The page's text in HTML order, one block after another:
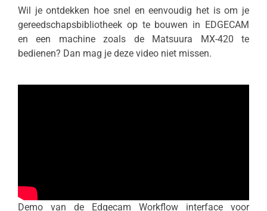
Wil je ontdekken hoe snel en eenvoudig het is om je
gereedschapsbibliotheek op te bouwen in EDGECAM
en een machine zoals de Matsuura MX-420 te
bedienen? Dan mag je deze video niet missen.
Demo van de Edgecam Workflow interface voor